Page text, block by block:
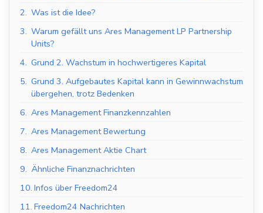
2. Was ist die Idee?
3. Warum gefällt uns Ares Management LP Partnership
Units?
4. Grund 2. Wachstum in hochwertigeres Kapital
5. Grund 3. Aufgebautes Kapital kann in Gewinnwachstum
übergehen, trotz Bedenken
6. Ares Management Finanzkennzahlen
7. Ares Management Bewertung
8. Ares Management Aktie Chart
9. Ähnliche Finanznachrichten
10. Infos über Freedom24
11. Freedom24 Nachrichten